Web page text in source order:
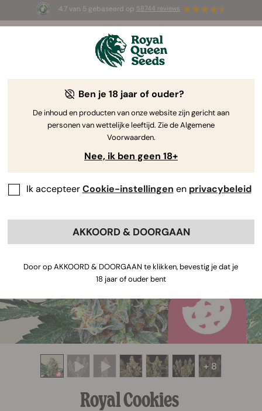
4.7 van 5 gebaseerd op 58744 reviews
3 White Widow Auto zaadjesGRATIS voor de
+ 8
Royal Cookies
Ben je 18 jaar of ouder?
De inhoud en producten van onze website zijn gericht aan
personen van wettelijke leeftijd. Zie de Algemene
Voorwaarden.
Nee, ik ben geen 18+
Ik accepteerCookie-instellingen en privacybeleid
AKKOORD & DOORGAAN
Door op AKKOORD & DOORGAAN te klikken, bevestig je dat je
18 jaar of ouder bent